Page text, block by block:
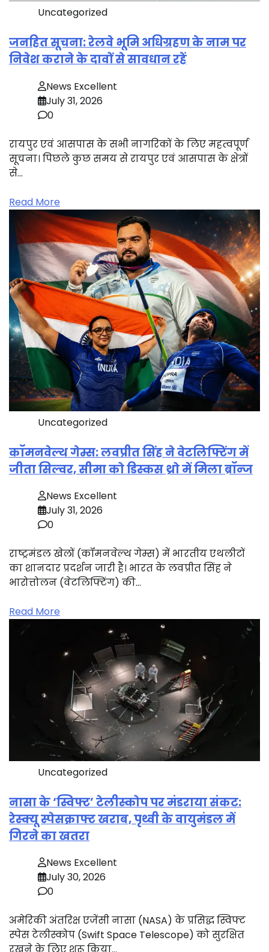
Uncategorized
जनहित सूचना: रेलवे भूमि अधिग्रहण के नाम पर
निवेश कराने के दावों से सावधान रहें
News Excellent
July 31, 2026
0
रायपुर एवं आसपास के सभी नागरिकों के लिए महत्वपूर्ण
सूचना। पिछले कुछ समय से रायपुर एवं आसपास के क्षेत्रों
से…
Read More
Uncategorized
कॉमनवेल्थ गेम्स: लवप्रीत सिंह ने वेटलिफ्टिंग में
जीता सिल्वर, सीमा को डिस्कस थ्रो में मिला ब्रॉन्ज
News Excellent
July 31, 2026
0
राष्ट्रमंडल खेलों (कॉमनवेल्थ गेम्स) में भारतीय एथलीटों
का शानदार प्रदर्शन जारी है। भारत के लवप्रीत सिंह ने
भारोत्तोलन (वेटलिफ्टिंग) की…
Read More
Uncategorized
नासा के ‘स्विफ्ट’ टेलीस्कोप पर मंडराया संकट:
रेस्क्यू स्पेसक्राफ्ट खराब, पृथ्वी के वायुमंडल में
गिरने का खतरा
News Excellent
July 30, 2026
0
अमेरिकी अंतरिक्ष एजेंसी नासा (NASA) के प्रसिद्ध स्विफ्ट
स्पेस टेलीस्कोप (Swift Space Telescope) को सुरक्षित